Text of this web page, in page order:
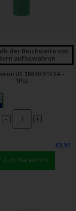
der Reichweite von
aufbewahren
US 18650 VTC5A -
1Pcs
- +
€8,95
Zum Warenkorb